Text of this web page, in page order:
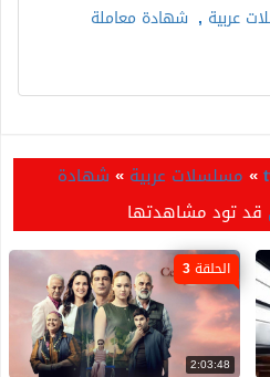
عربية , شهادة معاملة
» مسلسلات عربية » شهادة
قد تود مشاهدتها
2:03:48
الحلقة 3